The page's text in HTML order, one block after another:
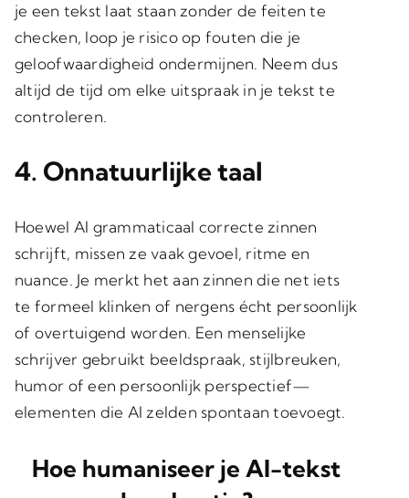
je een tekst laat staan zonder de feiten te
checken, loop je risico op fouten die je
geloofwaardigheid ondermijnen. Neem dus
altijd de tijd om elke uitspraak in je tekst te
controleren.
4. Onnatuurlijke taal
Hoewel AI grammaticaal correcte zinnen
schrijft, missen ze vaak gevoel, ritme en
nuance. Je merkt het aan zinnen die net iets
te formeel klinken of nergens écht persoonlijk
of overtuigend worden. Een menselijke
schrijver gebruikt beeldspraak, stijlbreuken,
humor of een persoonlijk perspectief—
elementen die AI zelden spontaan toevoegt.
Hoe humaniseer je AI-tekst